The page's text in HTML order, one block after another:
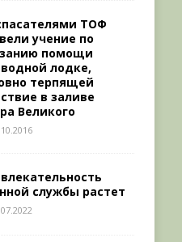
ТОФ
учение по
помощи
лодке,
терпящей
в заливе
Великого
службы растет